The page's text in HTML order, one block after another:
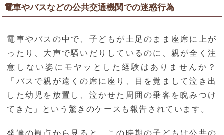
電車やバスなどの公共交通機関での迷惑行為
電車やバスの中で、子どもが土足のまま座席に上が
ったり、大声で騒いだりしているのに、親が全く注
意しない姿にモヤッとした経験はありませんか？
「バスで親が遠くの席に座り、目を覚まして泣き出
した幼児を放置し、泣かせた周囲の乗客を睨みつけ
てきた」という驚きのケースも報告されています。
発達の観点から見ると、この時期の子どもは公共の